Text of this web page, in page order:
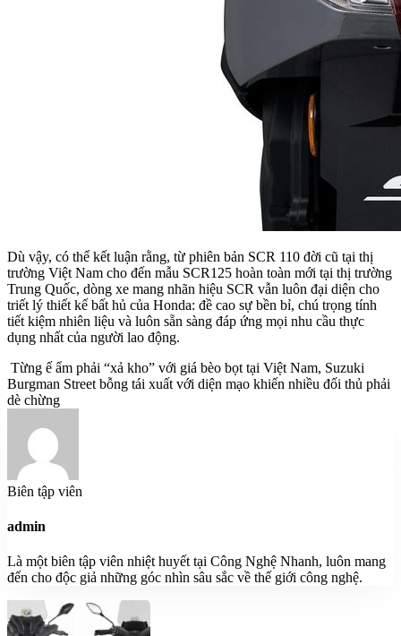
Dù vậy, có thể kết luận rằng, từ phiên bản SCR 110 đời cũ tại thị
trường Việt Nam cho đến mẫu SCR125 hoàn toàn mới tại thị trường
Trung Quốc, dòng xe mang nhãn hiệu SCR vẫn luôn đại diện cho
triết lý thiết kế bất hủ của Honda: đề cao sự bền bỉ, chú trọng tính
tiết kiệm nhiên liệu và luôn sẵn sàng đáp ứng mọi nhu cầu thực
dụng nhất của người lao động.
Từng ế ẩm phải “xả kho” với giá bèo bọt tại Việt Nam, Suzuki
Burgman Street bỗng tái xuất với diện mạo khiến nhiều đối thủ phải
dè chừng
Biên tập viên
admin
Là một biên tập viên nhiệt huyết tại Công Nghệ Nhanh, luôn mang
đến cho độc giả những góc nhìn sâu sắc về thế giới công nghệ.